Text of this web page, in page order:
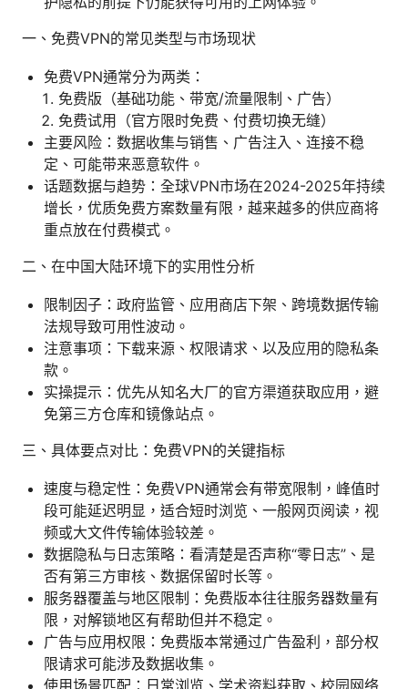
一、免费VPN的常见类型与市场现状
免费VPN通常分为两类：
免费版（基础功能、带宽/流量限制、广告）
免费试用（官方限时免费、付费切换无缝）
主要风险：数据收集与销售、广告注入、连接不稳
定、可能带来恶意软件。
话题数据与趋势：全球VPN市场在2024-2025年持续
增长，优质免费方案数量有限，越来越多的供应商将
重点放在付费模式。
二、在中国大陆环境下的实用性分析
限制因子：政府监管、应用商店下架、跨境数据传输
法规导致可用性波动。
注意事项：下载来源、权限请求、以及应用的隐私条
款。
实操提示：优先从知名大厂的官方渠道获取应用，避
免第三方仓库和镜像站点。
三、具体要点对比：免费VPN的关键指标
速度与稳定性：免费VPN通常会有带宽限制，峰值时
段可能延迟明显，适合短时浏览、一般网页阅读，视
频或大文件传输体验较差。
数据隐私与日志策略：看清楚是否声称“零日志”、是
否有第三方审核、数据保留时长等。
服务器覆盖与地区限制：免费版本往往服务器数量有
限，对解锁地区有帮助但并不稳定。
广告与应用权限：免费版本常通过广告盈利，部分权
限请求可能涉及数据收集。
使用场景匹配：日常浏览、学术资料获取、校园网络